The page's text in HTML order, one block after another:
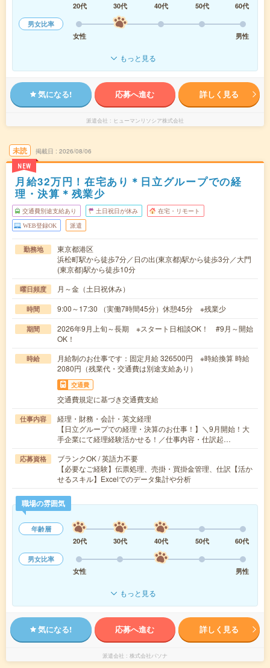
20代 30代 40代 50代
60代
男女比率
女性
男性
もっと見る
気になる! 応募へ進む 詳しく見る
派遣会社 ヒューマンリソシア株式会社
未読
NEW
掲載日 2026/08/06
月給32万円！在宅あり＊日立グループでの経
理・決算＊残業少
交通費別途支給あり 土日祝日が休み 在宅・リモート
WEB登録OK 派遣
勤務地
東京都港区
浜松町駅から徒歩7分／日の出(東京都)駅から徒歩3分／大門
(東京都)駅から徒歩10分
曜日頻度 月～金（土日祝休み）
時間 9:00～17:30 （実働7時間45分）休憩45分 ※残業少
期間
2026年9月上旬～長期 ※スタート日相談OK！ #9月～開始
OK！
時給
月給制のお仕事です：固定月給 326500円 ※時給換算 時給
2080円（残業代・交通費は別途支給あり）
交通費
交通費規定に基づき交通費支給
仕事内容
経理・財務・会計・英文経理
【日立グループでの経理・決算のお仕事！】＼9月開始！大
手企業にて経理経験活かせる！／仕事内容・仕訳起…
応募資格
ブランクOK / 英語力不要
【必要なご経験】伝票処理、売掛・買掛金管理、仕訳【活か
せるスキル】Excelでのデータ集計や分析
職場の雰囲気
年齢層
20代
30代 40代 50代
60代
男女比率
女性
男性
もっと見る
気になる! 応募へ進む 詳しく見る
派遣会社 株式会社パソナ